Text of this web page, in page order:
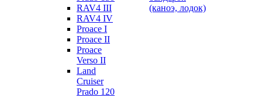
RAV4 III
RAV4 IV
Proace I
Proace II
Proace
Verso II
Land
Cruiser
Prado 120
(каноэ, лодок)